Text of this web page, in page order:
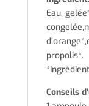
Eau,
propolis*.
Conseils